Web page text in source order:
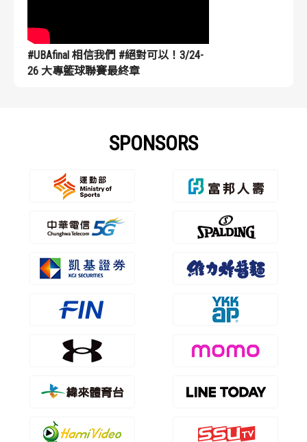
#UBAfinal 相信我們 #絕對可以！3/24-
26 大專籃球聯賽最終章
SPONSORS